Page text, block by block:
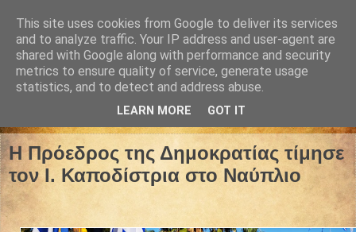
27 Σεπτεμβρίου 2021
Η Πρόεδρος της Δημοκρατίας τίμησε
τον Ι. Καποδίστρια στο Ναύπλιο
This site uses cookies from Google to deliver its services
and to analyze traffic. Your IP address and user-agent are
shared with Google along with performance and security
metrics to ensure quality of service, generate usage
statistics, and to detect and address abuse.
LEARN MORE GOT IT